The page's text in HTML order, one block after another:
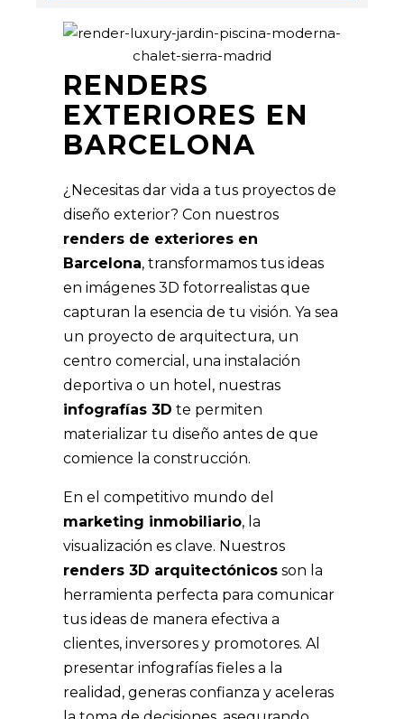
RENDERS
EXTERIORES EN
BARCELONA
¿Necesitas dar vida a tus proyectos de
diseño exterior? Con nuestros
renders de exteriores en
Barcelona, transformamos tus ideas
en imágenes 3D fotorrealistas que
capturan la esencia de tu visión. Ya sea
un proyecto de arquitectura, un
centro comercial, una instalación
deportiva o un hotel, nuestras
infografías 3D te permiten
materializar tu diseño antes de que
comience la construcción.
En el competitivo mundo del
marketing inmobiliario, la
visualización es clave. Nuestros
renders 3D arquitectónicos son la
herramienta perfecta para comunicar
tus ideas de manera efectiva a
clientes, inversores y promotores. Al
presentar infografías fieles a la
realidad, generas confianza y aceleras